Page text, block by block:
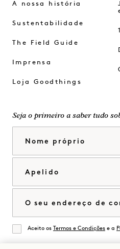
A nossa história
Sustentabilidade
The Field Guide
Imprensa
Loja Goodthings
Seja o primeiro a saber tudo
De acordo
Aceito os Termos e Condições e a